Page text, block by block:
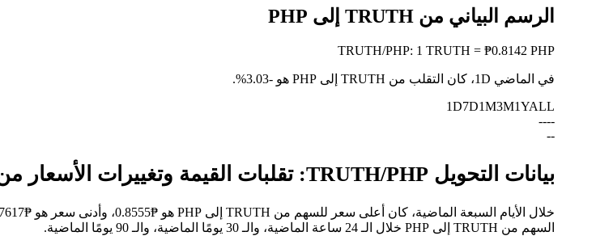
الرسم البياني من TRUTH إلى PHP
TRUTH/PHP: 1 TRUTH = ₱0.8142 PHP
في الماضي 1D، كان التقلب من TRUTH إلى PHP هو -3.03%
.
1D7D1M3M1YALL
--
--
--
بيانات التحويل TRUTH/PHP: تقلبات القيمة وتغييرات الأسعار من TRUTH إلى PHP
السهم من TRUTH إلى PHP خلال الـ 24 ساعة الماضية، والـ 30 يومًا الماضية، والـ 90 يومًا الماضية.